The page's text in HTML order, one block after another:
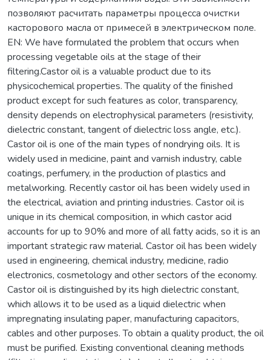
позволяют расчитать параметры процесса очистки
касторового масла от примесей в электрическом поле.
EN: We have formulated the problem that occurs when
processing vegetable oils at the stage of their
filtering.Castor oil is a valuable product due to its
physicochemical properties. The quality of the finished
product except for such features as color, transparency,
density depends on electrophysical parameters (resistivity,
dielectric constant, tangent of dielectric loss angle, etc.).
Castor oil is one of the main types of nondrying oils. It is
widely used in medicine, paint and varnish industry, cable
coatings, perfumery, in the production of plastics and
metalworking. Recently castor oil has been widely used in
the electrical, aviation and printing industries. Castor oil is
unique in its chemical composition, in which castor acid
accounts for up to 90% and more of all fatty acids, so it is an
important strategic raw material. Castor oil has been widely
used in engineering, chemical industry, medicine, radio
electronics, cosmetology and other sectors of the economy.
Castor oil is distinguished by its high dielectric constant,
which allows it to be used as a liquid dielectric when
impregnating insulating paper, manufacturing capacitors,
cables and other purposes. To obtain a quality product, the oil
must be purified. Existing conventional cleaning methods